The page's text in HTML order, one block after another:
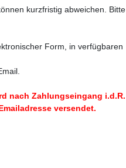
kurzfristig abweichen. Bitte
Form, in verfügbaren
nach Zahlungseingang i.d.R.
versendet.